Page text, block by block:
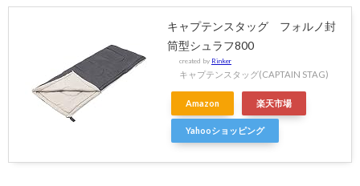
キャプテンスタッグ フォルノ封
筒型シュラフ800
created by Rinker
キャプテンスタッグ(CAPTAIN STAG)
Amazon 楽天市場
Yahooショッピング